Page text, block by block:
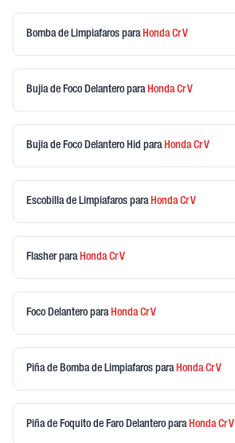
Bomba de Limpiafaros para HondaCr V
Bujia de Foco Delantero para HondaCr V
Bujia de Foco Delantero Hid para HondaCr V
Escobilla de Limpiafaros para HondaCr V
Flasherpara HondaCr V
Foco Delantero para HondaCr V
Piña de Bomba de Limpiafaros para HondaCr V
Piña de Foquito de Faro Delantero para HondaCr V